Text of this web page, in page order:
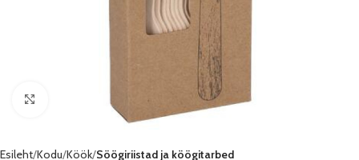
Esileht Kodu Köök Söögiriistad ja köögitarbed